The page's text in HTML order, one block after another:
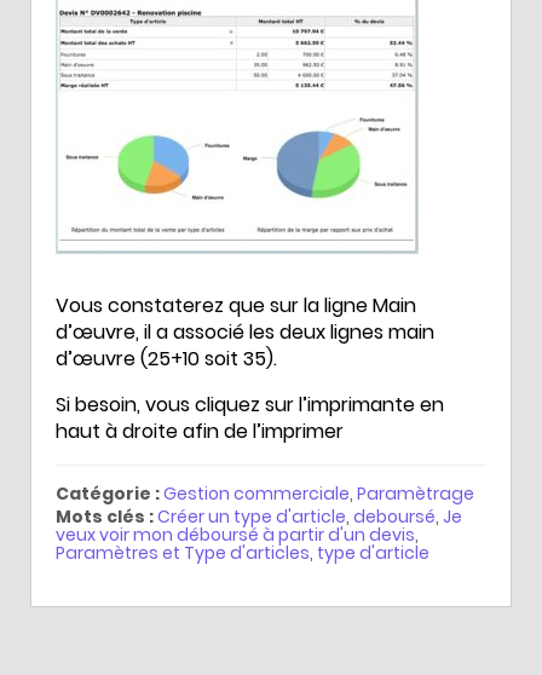
Vous constaterez que sur la ligne Main
d’œuvre, il a associé les deux lignes main
d’œuvre (25+10 soit 35).
Si besoin, vous cliquez sur l’imprimante en
haut à droite afin de l’imprimer
Catégorie :Gestion commerciale, Paramètrage
Mots clés :Créer un type d'article, deboursé, Je
veux voir mon déboursé à partir d'un devis,
Paramètres et Type d'articles, type d'article